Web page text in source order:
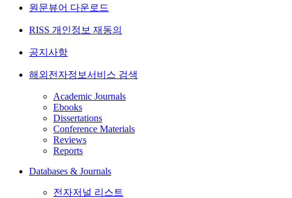
원문뷰어 다운로드
RISS 개인정보 재동의
공지사항
해외전자정보서비스 검색
Academic Journals
Ebooks
Dissertations
Conference Materials
Reviews
Reports
Databases & Journals
전자저널 리스트